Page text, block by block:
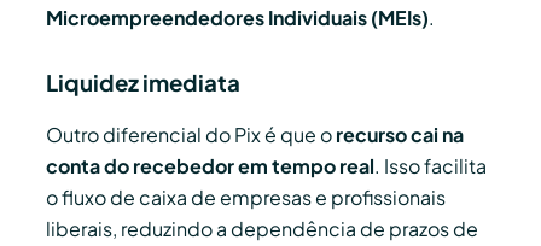
Microempreendedores Individuais (MEIs).
Liquidez imediata
Outro diferencial do Pix é que orecurso cai na
conta do recebedor em tempo real. Isso facilita
o fluxo de caixa de empresas e profissionais
liberais, reduzindo a dependência de prazos de